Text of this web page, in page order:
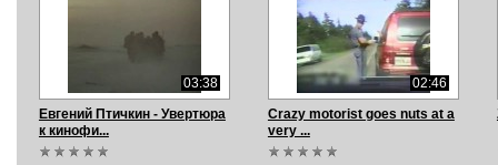
03:38
Евгений Птичкин - Увертюра
к кинофи...
02:46
Crazy motorist goes nuts at a
very ...